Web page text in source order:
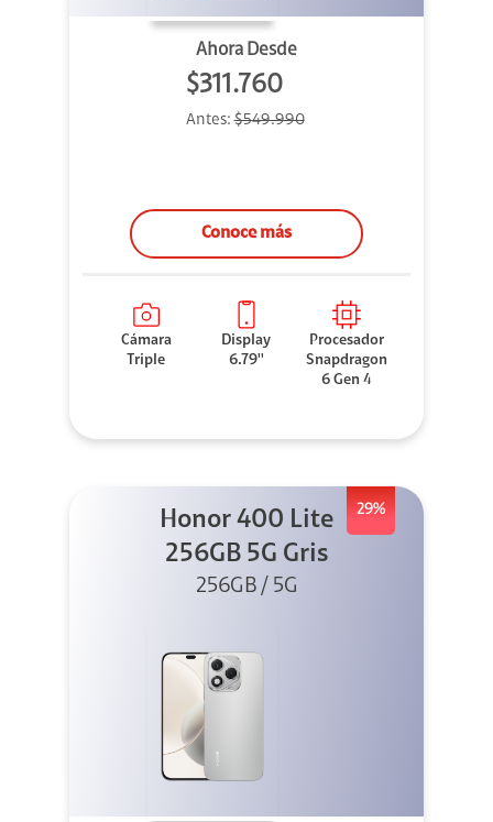
Ahora Desde
$311.760
Antes:$549.990
Conoce más
Cámara
Triple
Display
6.79''
Procesador
Snapdragon
6 Gen 4
29%
Honor 400 Lite
256GB 5G Gris
256GB / 5G